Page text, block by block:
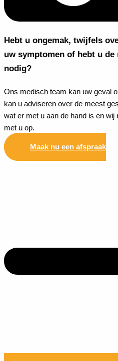
Hebt u ongemak, twijfels
uw symptomen of hebt u
nodig?
Ons medisch team kan uw geval
kan u adviseren over de meest
wat er met u aan de hand is en
met u op.
Maak nu een afspraak